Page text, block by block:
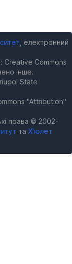
, електронний
Creative Commons
інше.
State
"Attribution"
права © 2002-
та Х’юлет